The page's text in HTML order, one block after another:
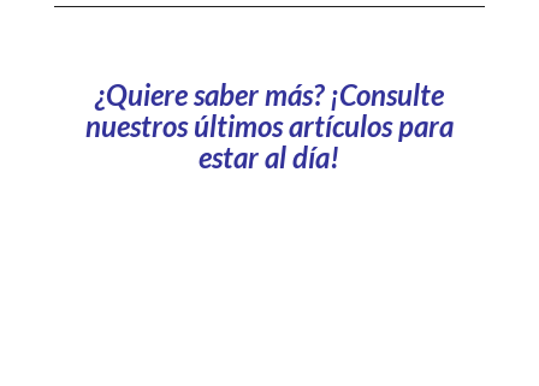
¿Quiere saber más? ¡Consulte
nuestros últimos artículos para
estar al día!